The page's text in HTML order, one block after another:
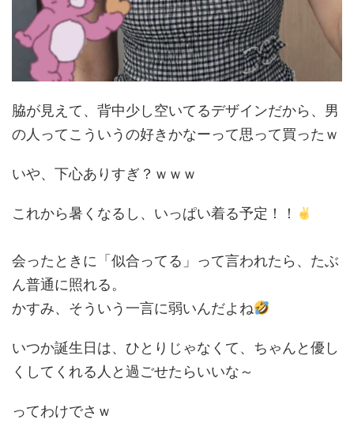
脇が見えて、背中少し空いてるデザインだから、男
の人ってこういうの好きかなーって思って買ったｗ
いや、下心ありすぎ？ｗｗｗ
これから暑くなるし、いっぱい着る予定！！
会ったときに「似合ってる」って言われたら、たぶ
ん普通に照れる。
かすみ、そういう一言に弱いんだよね
いつか誕生日は、ひとりじゃなくて、ちゃんと優し
くしてくれる人と過ごせたらいいな～
ってわけでさｗ